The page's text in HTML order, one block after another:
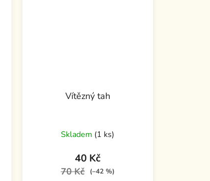
Vítězný tah
Skladem (1 ks)
40 Kč
70 Kč (–42 %)